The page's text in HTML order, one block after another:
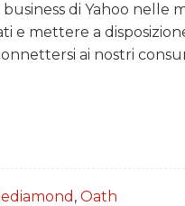
di Yahoo nelle
e mettere a
ai nostri
, Oath